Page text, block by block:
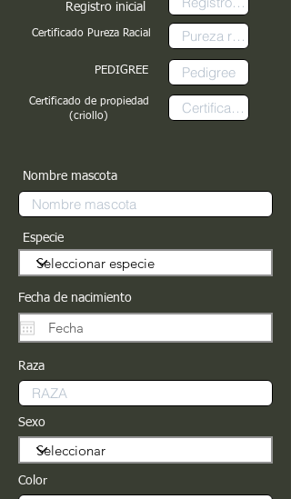
Registro inicial
Certificado Pureza Racial
PEDIGREE
Certificado de propiedad
(criollo)
Nombre mascota
Especie
Fecha de nacimiento
Raza
Sexo
Color